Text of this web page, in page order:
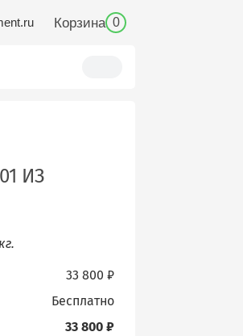
Корзина 0
ИЗ
33 800 ₽
бесплатно
33 800 ₽